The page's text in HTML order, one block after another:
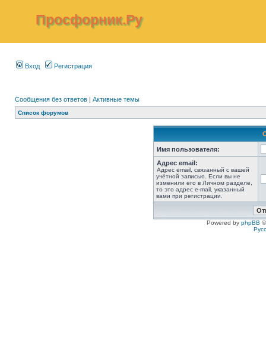
Просфорник.Ру
Вход Регистрация
Сообщения без ответов | Активные темы
Список форумов
Имя пользователя:
Адрес email:
Адрес email, связанный с вашей
учётной записью. Если вы не
изменили его в Личном разделе,
то это адрес e-mail, указанный
вами при регистрации.
Powered by phpBB